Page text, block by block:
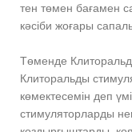
тен төмен бағамен
кәсіби жоғары
Төменде
Клиторальды
көмектесемін деп
стимуляторларды